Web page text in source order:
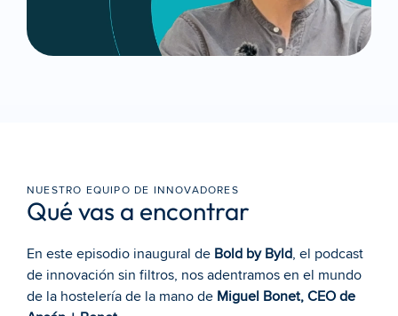
NUESTRO EQUIPO DE INNOVADORES
Qué vas a encontrar
En este episodio inaugural de Bold by Byld, el podcast
de innovación sin filtros, nos adentramos en el mundo
de la hostelería de la mano de Miguel Bonet